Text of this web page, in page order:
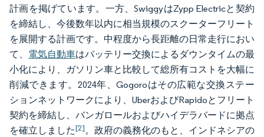
計画を掲げています。一方、SwiggyはZypp Electricと契約
を締結し、今後数年以内に相当規模のスクーターフリート
を展開する計画です。中程度から長距離の日常走行におい
て、 電気自動車はバッテリー交換によるダウンタイムの最
小化により、ガソリン車と比較して総所有コストを大幅に
削減できます。2024年、Gogoroはその広範な交換ステー
ションネットワークにより、UberおよびRapidoとフリート
契約を締結し、バンガロールおよびハイデラバードに拠点
を確立しました[2]。政府の義務化のもと、インドネシアの